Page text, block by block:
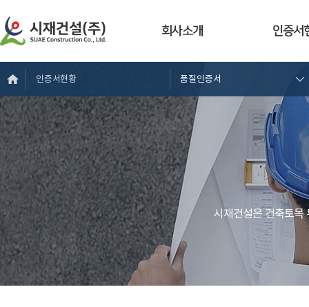
회사소개 인증서
인증서현황 품질인증서
시재건설은 건축토목